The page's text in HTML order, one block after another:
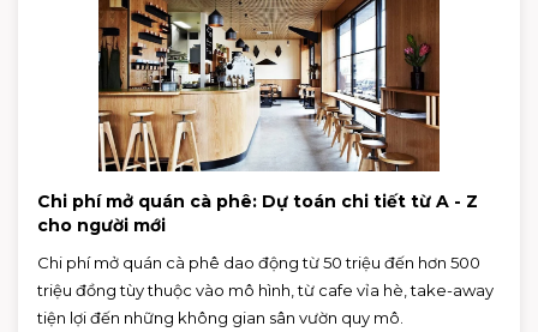
Chi phí mở quán cà phê: Dự toán chi tiết từ A - Z
cho người mới
Chi phí mở quán cà phê dao động từ 50 triệu đến hơn 500
triệu đồng tùy thuộc vào mô hình, từ cafe vỉa hè, take-away
tiện lợi đến những không gian sân vườn quy mô.